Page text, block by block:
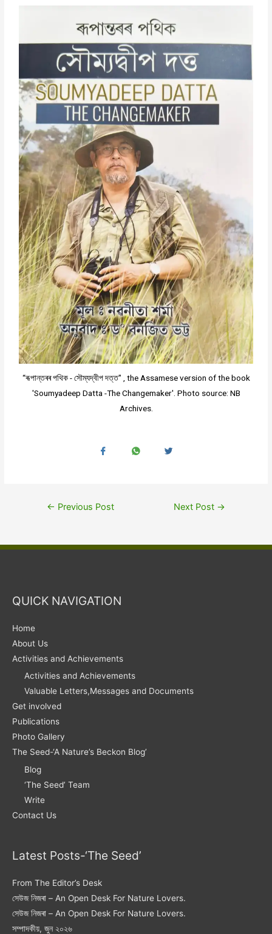
“ৰূপান্তৰৰ পথিক - সৌম্যদ্বীপ দত্ত" , the Assamese version of the book
'Soumyadeep Datta -The Changemaker'. Photo source: NB
Archives.
← Previous Post Next Post →
QUICK NAVIGATION
Home
About Us
Activities and Achievements
Activities and Achievements
Valuable Letters,Messages and Documents
Get involved
Publications
Photo Gallery
The Seed-‘A Nature’s Beckon Blog’
Blog
‘The Seed’ Team
Write
Contact Us
Latest Posts-‘The Seed’
From The Editor’s Desk
সেউজ নিজৰা – An Open Desk For Nature Lovers.
সেউজ নিজৰা – An Open Desk For Nature Lovers.
সম্পাদকীয়, জুন ২০২৬